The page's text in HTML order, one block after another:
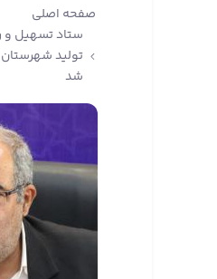
صفحه اصلی
ستاد تسهیل و
تولید شهرستان
شد